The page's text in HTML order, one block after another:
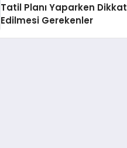
Tatil Planı Yaparken Dikkat
Edilmesi Gerekenler